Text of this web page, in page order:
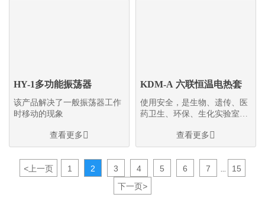
HY-1多功能振荡器
该产品解决了一般振荡器工作
时移动的现象
查看更多 
KDM-A 六联恒温电热套
使用安全，是生物、遗传、医
药卫生、环保、生化实验室、
查看更多 
< 上一页 1 2 3 4 5 6 7
15
下一页>